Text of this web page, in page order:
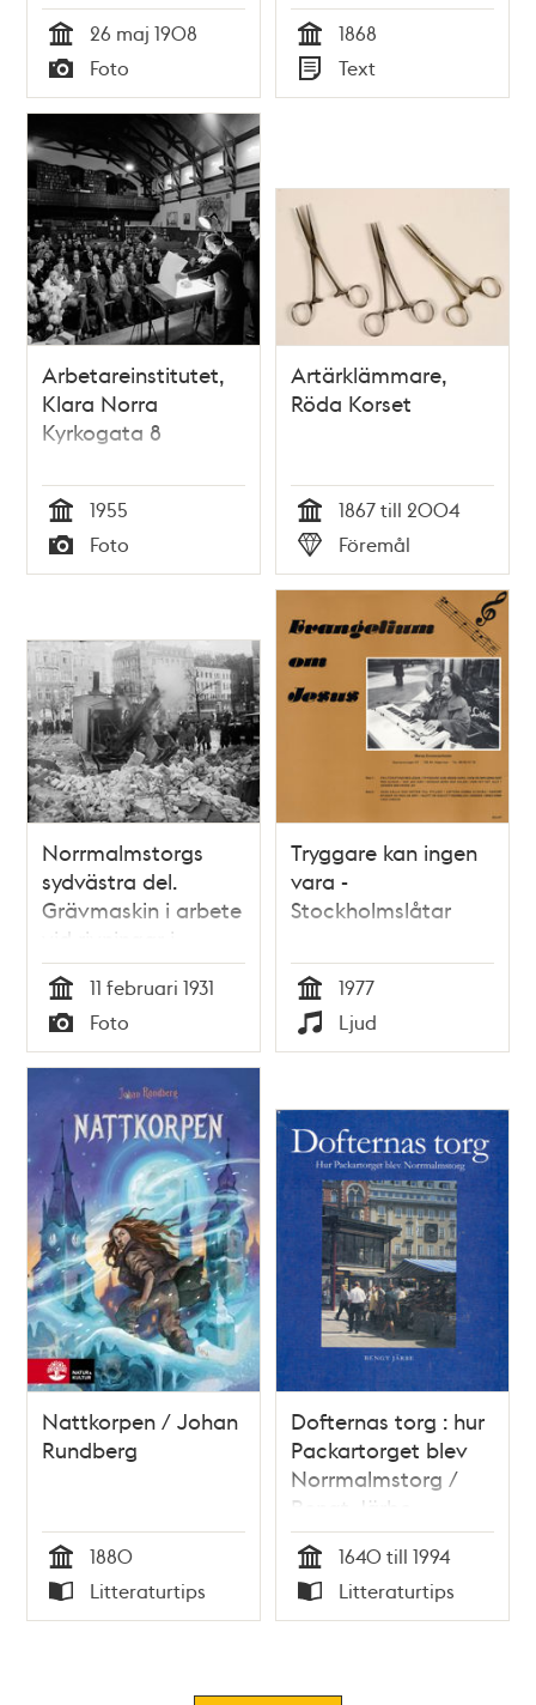
Tid
26 maj 1908
Typ
Foto Tid
1868
Typ
Text
Arbetareinstitutet,
Klara Norra
Kyrkogata 8
Tid
1955
Typ
Foto
Artärklämmare,
Röda Korset
Tid
1867 till 2004
Typ
Föremål
Norrmalmstorgs
sydvästra del.
Grävmaskin i arbete
vid rivningar i
Norrmalmstorgs
västra kvarter
Norrmalm där
Citypalatset uppförs
Tid
11 februari 1931
Typ
Foto
Tryggare kan ingen
vara -
Stockholmslåtar
Tid
1977
Typ
Ljud
Nattkorpen / Johan
Rundberg
Tid
1880
Typ
Litteraturtips
Dofternas torg : hur
Packartorget blev
Norrmalmstorg /
Bengt Järbe
Tid
1640 till 1994
Typ
Litteraturtips